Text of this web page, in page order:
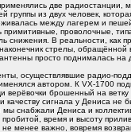
две
группы из двух человек,
между лагерем и
проволочные,
снижения. В реальности, как
стрелы,
просто поднималась
осуществлявшие радио-
автором. К VX-1700
верёвочки брошенный на
качеству сигнала у Дениса не
снабжали Дениса и
время и высоту
менее важно, вовремя